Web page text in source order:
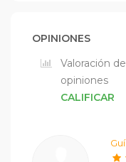
OPINIONES
Valoración
opiniones
CALIFICAR